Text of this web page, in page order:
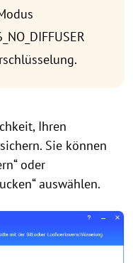
Ihren
Sie können
oder
auswählen.